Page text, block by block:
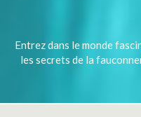
Entrez dans le monde
les secrets de la